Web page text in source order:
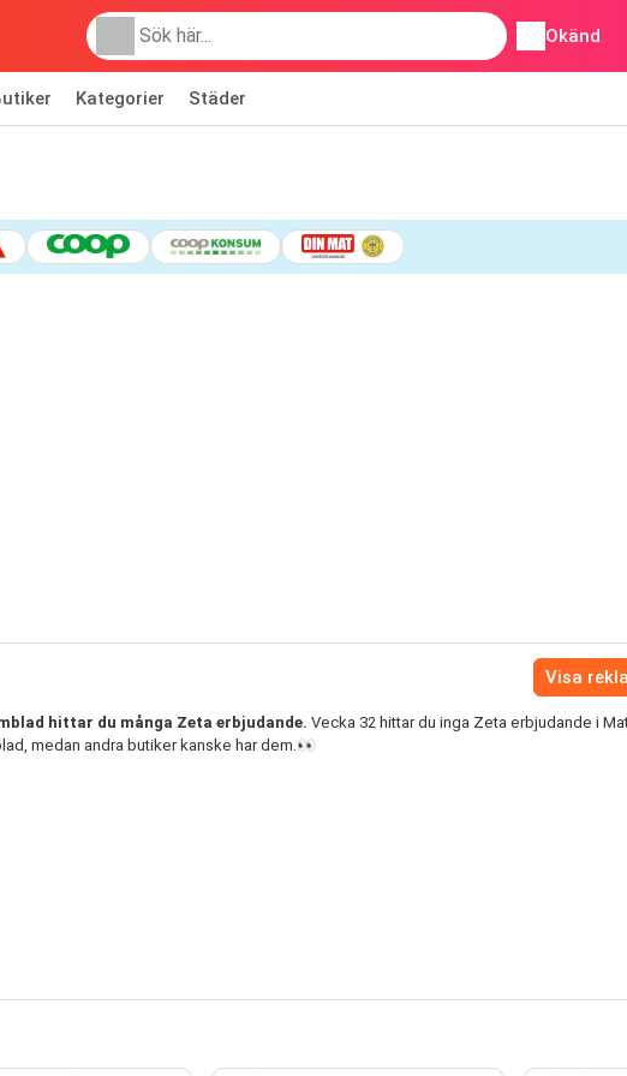
Okänd
Kategorier Städer
Visa
hittar du många Zeta erbjudande. Vecka 32 hittar du inga Zeta erbjudande i
medan andra butiker kanske har dem.👀